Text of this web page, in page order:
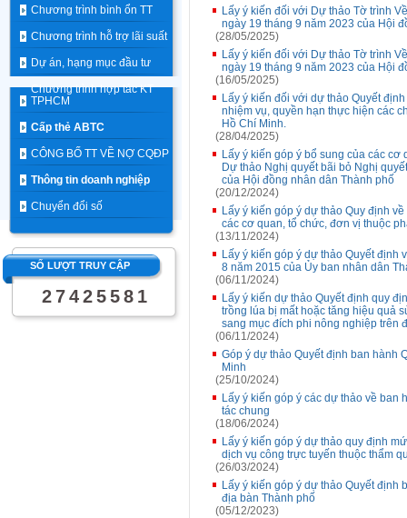
Chương trình bình ổn TT
Chương trình hỗ trợ lãi suất
Dự án, hạng mục đầu tư
Chương trình hợp tác KT
TPHCM
Cấp thẻ ABTC
CÔNG BỐ TT VỀ NỢ CQĐP
Thông tin doanh nghiệp
Chuyển đổi số
SỐ LƯỢT TRUY CẬP
2 7 4 2 5 5 8 1
Lấy ý kiến đối với Dự thảo Tờ trình
ngày 19 tháng 9 năm 2023 của Hội
(28/05/2025)
Lấy ý kiến đối với Dự thảo Tờ trình
ngày 19 tháng 9 năm 2023 của Hội
(16/05/2025)
Lấy ý kiến đối với dự thảo Quyết
nhiệm vụ, quyền hạn thực hiện các
Hồ Chí Minh.
(28/04/2025)
Lấy ý kiến góp ý bổ sung của các
Dự thảo Nghị quyết bãi bỏ Nghị
của Hội đồng nhân dân Thành phố
(20/12/2024)
Lấy ý kiến góp ý dự thảo Quy định
các cơ quan, tổ chức, đơn vị thuộc
(13/11/2024)
Lấy ý kiến góp ý dự thảo Quyết định
8 năm 2015 của Ủy ban nhân dân
(06/11/2024)
Lấy ý kiến dự thảo Quyết định quy
trồng lúa bị mất hoặc tăng hiệu quả
sang mục đích phi nông nghiệp trên
(06/11/2024)
Góp ý dự thảo Quyết định ban hành
Minh
(25/10/2024)
Lấy ý kiến góp ý các dự thảo về ban
tác chung
(18/06/2024)
Lấy ý kiến góp ý dự thảo quy định
dịch vụ công trực tuyến thuộc thẩm
(26/03/2024)
Lấy ý kiến góp ý dự thảo Quyết định
địa bàn Thành phố
(05/12/2023)